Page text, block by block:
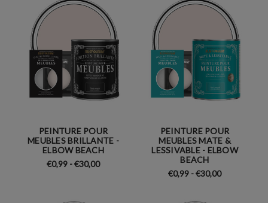
PEINTURE POUR
MEUBLES BRILLANTE -
ELBOW BEACH
€0,99 - €30,00
PEINTURE POUR
MEUBLES MATE &
LESSIVABLE - ELBOW
BEACH
€0,99 - €30,00